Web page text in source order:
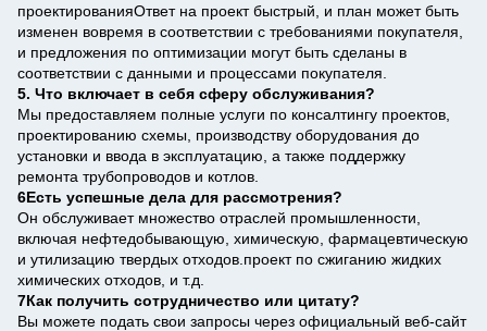
проектированияОтвет на проект быстрый, и план может быть
изменен вовремя в соответствии с требованиями покупателя,
и предложения по оптимизации могут быть сделаны в
соответствии с данными и процессами покупателя.
5. Что включает в себя сферу обслуживания?
Мы предоставляем полные услуги по консалтингу проектов,
проектированию схемы, производству оборудования до
установки и ввода в эксплуатацию, а также поддержку
ремонта трубопроводов и котлов.
6Есть успешные дела для рассмотрения?
Он обслуживает множество отраслей промышленности,
включая нефтедобывающую, химическую, фармацевтическую
и утилизацию твердых отходов.проект по сжиганию жидких
химических отходов, и т.д.
7Как получить сотрудничество или цитату?
Вы можете подать свои запросы через официальный веб-сайт